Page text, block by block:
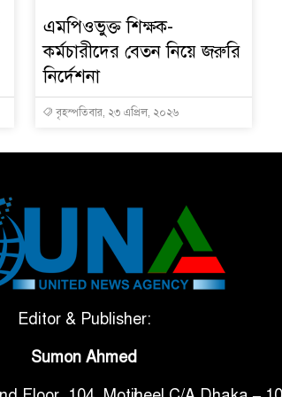
এমপিওভুক্ত শিক্ষক-
কর্মচারীদের বেতন নিয়ে জরুরি
নির্দেশনা
বৃহস্পতিবার, ২৩ এপ্রিল, ২০২৬
Editor & Publisher:
Sumon Ahmed